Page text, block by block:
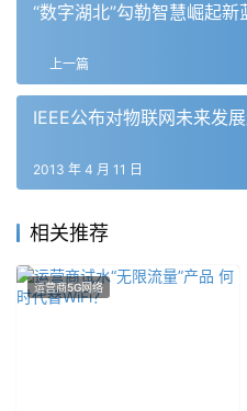
“数字湖北”勾勒智慧崛起新
上一篇
IEEE公布对物联网未来发
2013 年 4 月 11 日
相关推荐
运营商5G网络